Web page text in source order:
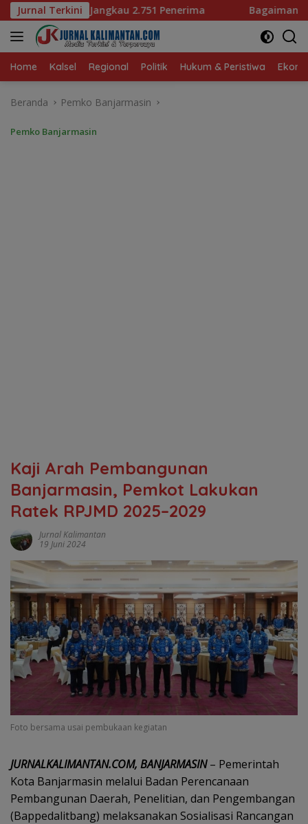
Langsung
ke
konten
Jurnal Terkini
Penerima Bagaimana KIP Hadapi Deepfake dan
Home Kalsel Regional Politik Hukum & Peristiwa
Beranda Pemko Banjarmasin
Pemko Banjarmasin
Kaji Arah Pembangunan
Banjarmasin, Pemkot Lakukan
Ratek RPJMD 2025–2029
Jurnal Kalimantan
19 Juni 2024
Foto bersama usai pembukaan kegiatan
JURNALKALIMANTAN.COM, BANJARMASIN– Pemerintah
Kota Banjarmasin melalui Badan Perencanaan
Pembangunan Daerah, Penelitian, dan Pengembangan
(Bappedalitbang) melaksanakan Sosialisasi Rancangan